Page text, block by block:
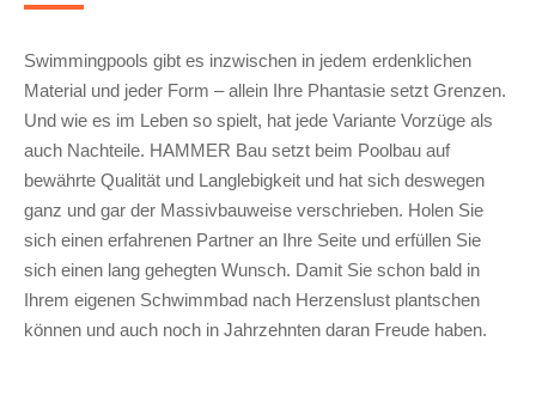
Swimmingpools gibt es inzwischen in jedem erdenklichen
Material und jeder Form – allein Ihre Phantasie setzt Grenzen.
Und wie es im Leben so spielt, hat jede Variante Vorzüge als
auch Nachteile. HAMMER Bau setzt beim Poolbau auf
bewährte Qualität und Langlebigkeit und hat sich deswegen
ganz und gar der Massivbauweise verschrieben. Holen Sie
sich einen erfahrenen Partner an Ihre Seite und erfüllen Sie
sich einen lang gehegten Wunsch. Damit Sie schon bald in
Ihrem eigenen Schwimmbad nach Herzenslust plantschen
können und auch noch in Jahrzehnten daran Freude haben.